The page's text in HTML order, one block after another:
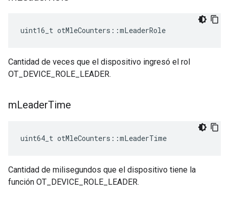
uint16_t otMleCounters ::mLeaderRole
Cantidad de veces que el dispositivo ingresó el rol
OT_DEVICE_ROLE_LEADER.
mLeaderTime
uint64_t otMleCounters ::mLeaderTime
Cantidad de milisegundos que el dispositivo tiene la
función OT_DEVICE_ROLE_LEADER.